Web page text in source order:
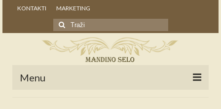
KONTAKTI MARKETING
Search
for:
Menu